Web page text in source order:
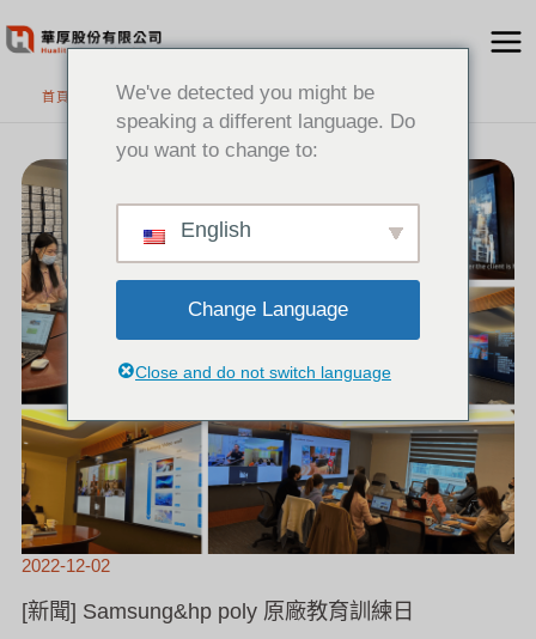
至
首頁
2022-12-02
[新聞] Samsung&hp poly 原廠教育訓練日
聞]
SAMSUNG&HP
原
廠
教
育
訓
練
日
We've detected you might be
speaking a different language. Do
you want to change to:
English
Change Language
Close and do not switch language